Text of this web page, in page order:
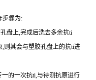
步骤为:
盘上,完成后洗去多余抗ti
,则其会与塑胶孔盘上的抗ti进
一的一次抗ti,与待测抗原进行